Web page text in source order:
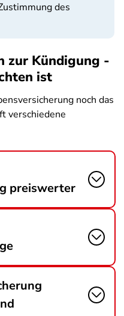
des
zur Kündigung -
ist
noch das
verschiedene
preiswerter